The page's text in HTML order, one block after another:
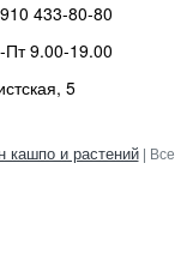
433-80-80
Пт 9.00-19.00
5
кашпо и растений| Все